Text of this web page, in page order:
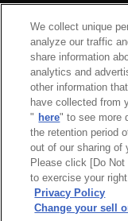
We collect unique
analyze our traffic
share information
analytics and
other information
have collected from
" here" to see more
the retention period
out of our sharing of
Please click [Do
to exercise your
Privacy Policy
Change your sell